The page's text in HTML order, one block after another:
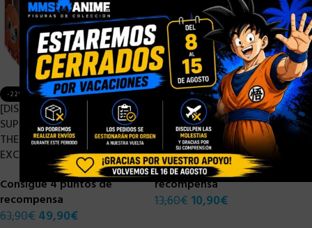
-22%
[DISPONIBLE] FUNKO POP
SUPER SIZED MASTERS OF
THE UNIVERSE BEAST MAN
EXCLUSIVE – 25 CM
Consigue 4 puntos de
recompensa
63,90€ 49,90€
[DISPONIBLE] FUNKO POP
SAINT SEIYA PEGASUS SEIYA
– 9 CM
Consigue 1 puntos de
recompensa
13,60€ 10,90€